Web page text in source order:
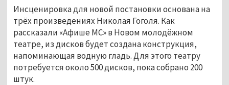
Инсценировка для новой постановки основана на
трёх произведениях Николая Гоголя. Как
рассказали «Афише МС» в Новом молодёжном
театре, из дисков будет создана конструкция,
напоминающая водную гладь. Для этого театру
потребуется около 500 дисков, пока собрано 200
штук.